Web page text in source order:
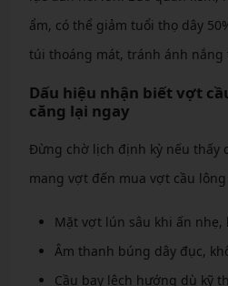
ẩm, có thể giảm tuổi thọ dây
túi thoáng mát, tránh ánh nắng
Dấu hiệu nhận biết vợt
căng lại ngay
Đừng chờ lịch định kỳ nếu thấy
mang vợt đến mua vợt cầu
Mặt vợt lún sâu khi ấn
Âm thanh búng dây đục,
Cầu bay lệch hướng dù kỹ